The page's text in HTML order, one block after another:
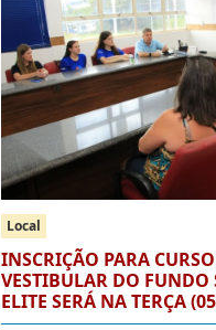
Local
INSCRIÇÃO PARA
VESTIBULAR DO FUNDO
ELITE SERÁ NA TERÇA